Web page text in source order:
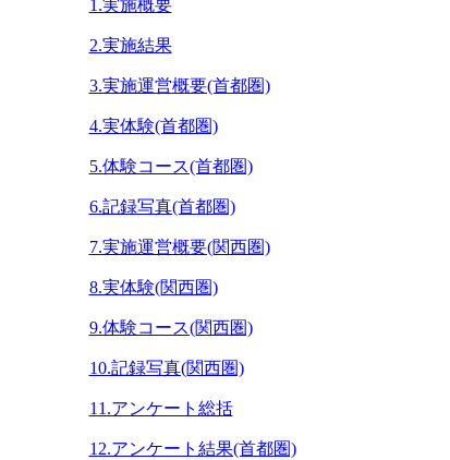
1.実施概要
2.実施結果
3.実施運営概要(首都圏)
4.実体験(首都圏)
5.体験コース(首都圏)
6.記録写真(首都圏)
7.実施運営概要(関西圏)
8.実体験(関西圏)
9.体験コース(関西圏)
10.記録写真(関西圏)
11.アンケート総括
12.アンケート結果(首都圏)